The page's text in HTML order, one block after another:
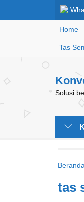
Home
Tas
Solusi
Beranda
tas